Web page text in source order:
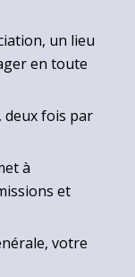
un lieu
en toute
deux fois par
à
et
votre